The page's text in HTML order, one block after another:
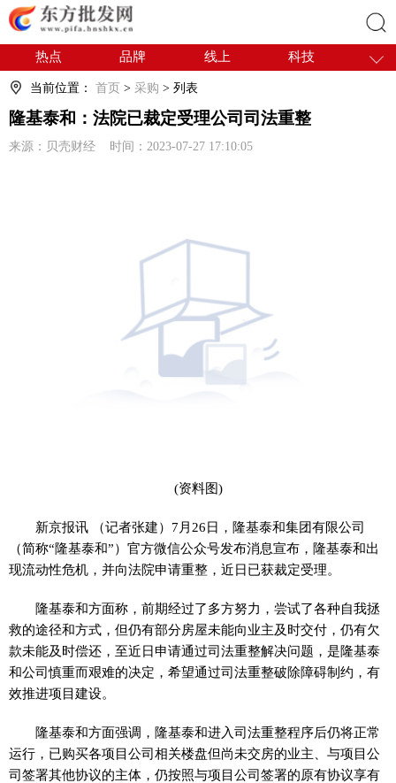
搜索
热点 品牌 线上
科技
干货
电商
会展
国内
当前位置： 首页 > 采购 > 列表
隆基泰和：法院已裁定受理公司司法重整
来源：贝壳财经 时间：2023-07-27 17:10:05
(资料图)
新京报讯 （记者张建）7月26日，隆基泰和集团有限公司
（简称“隆基泰和”）官方微信公众号发布消息宣布，隆基泰和出
现流动性危机，并向法院申请重整，近日已获裁定受理。
隆基泰和方面称，前期经过了多方努力，尝试了各种自我拯
救的途径和方式，但仍有部分房屋未能向业主及时交付，仍有欠
款未能及时偿还，至近日申请通过司法重整解决问题，是隆基泰
和公司慎重而艰难的决定，希望通过司法重整破除障碍制约，有
效推进项目建设。
隆基泰和方面强调，隆基泰和进入司法重整程序后仍将正常
运行，已购买各项目公司相关楼盘但尚未交房的业主、与项目公
司签署其他协议的主体，仍按照与项目公司签署的原有协议享有